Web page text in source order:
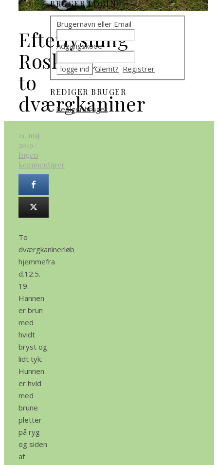
Efterlysning
Roskilde
to
dværgkaniner
21. maj
2019 /
Ingen
kommentarer
To
dværgkaninerløb
hjemmefra
d.12.5.
19.
Hannen
er brun
med
hvidt
bryst og
lidt tyk.
Hunnen
er hvid
med
brune
pletter
på ryg
og siden
af
BRUGER LOGIN
Brugernavn eller Email
Adgangskode
Glemt? Registrer
REDIGER BRUGER
Rediger bruger